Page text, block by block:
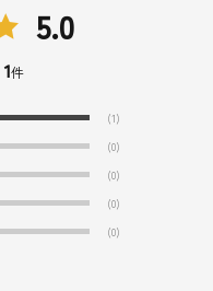
5.0
1件
(1)
(0)
(0)
(0)
(0)